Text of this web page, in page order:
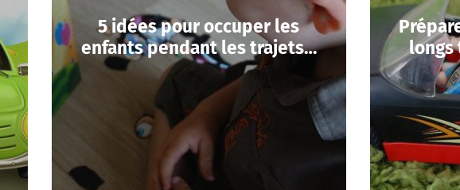
5 idées pour occuper les
enfants pendant les trajets…
longs